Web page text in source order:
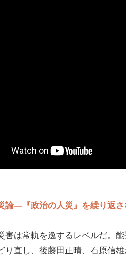
論―『政治の人災』を繰り返
害は常軌を逸するレベルだ。
り直し、後藤田正晴、石原信